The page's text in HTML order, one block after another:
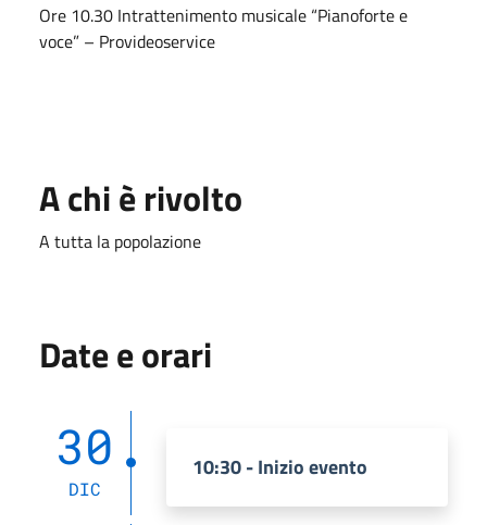
Ore 10.30 Intrattenimento musicale “Pianoforte e
voce” – Provideoservice
A chi è rivolto
A tutta la popolazione
Date e orari
30
DIC
10:30 - Inizio evento